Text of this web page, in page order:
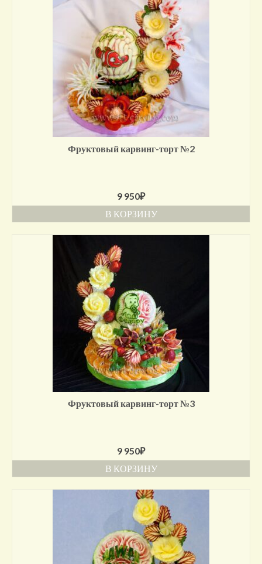
Фруктовый карвинг-торт №2
9 950₽
В КОРЗИНУ
Фруктовый карвинг-торт №3
9 950₽
В КОРЗИНУ